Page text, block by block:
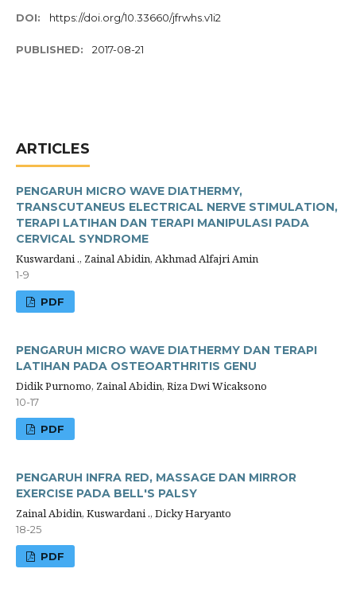
DOI: https://doi.org/10.33660/jfrwhs.v1i2
PUBLISHED: 2017-08-21
ARTICLES
PENGARUH MICRO WAVE DIATHERMY,
TRANSCUTANEUS ELECTRICAL NERVE STIMULATION,
TERAPI LATIHAN DAN TERAPI MANIPULASI PADA
CERVICAL SYNDROME
Kuswardani ., Zainal Abidin, Akhmad Alfajri Amin
1-9
PDF
PENGARUH MICRO WAVE DIATHERMY DAN TERAPI
LATIHAN PADA OSTEOARTHRITIS GENU
Didik Purnomo, Zainal Abidin, Riza Dwi Wicaksono
10-17
PDF
PENGARUH INFRA RED, MASSAGE DAN MIRROR
EXERCISE PADA BELL'S PALSY
Zainal Abidin, Kuswardani ., Dicky Haryanto
18-25
PDF